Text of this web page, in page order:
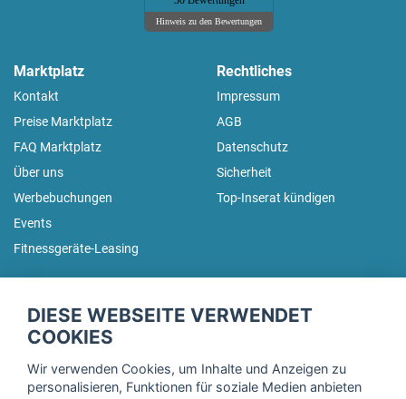
Hinweis zu den Bewertungen
Marktplatz
Kontakt
Preise Marktplatz
FAQ Marktplatz
Über uns
Werbebuchungen
Events
Fitnessgeräte-Leasing
Rechtliches
Impressum
AGB
Datenschutz
Sicherheit
Top-Inserat kündigen
Trage dich hier für unseren Newsletter ein und erhalte regelmäßig
DIESE WEBSEITE VERWENDET
COOKIES
Wir verwenden Cookies, um Inhalte und Anzeigen zu
personalisieren, Funktionen für soziale Medien anbieten